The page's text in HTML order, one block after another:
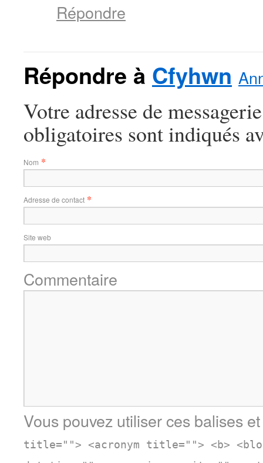
Répondre
Répondre à Cfyhwn
Votre adresse de
obligatoires sont indiqués
Nom *
Adresse de contact *
Site web
Commentaire
Vous pouvez utiliser ces balises
title=""> <acronym title=""> <b>